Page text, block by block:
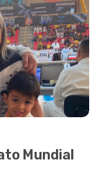
Mundial